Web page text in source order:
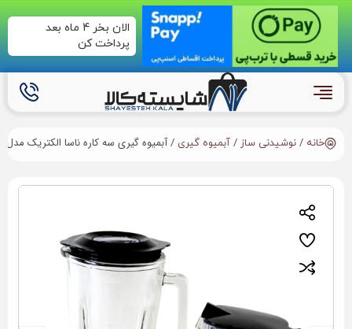
الان بخر 4 ماه بعد
پرداخت کن
خانه / نوشیدنی ساز / آبمیوه گیری / آبمیوه گیری سه کاره ناسا الکتریک مدل NS-946